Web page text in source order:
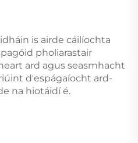
is airde cáilíochta
pholiarastair
ard agus seasmhacht
d'espágaíocht ard-
na hiotáidí é.